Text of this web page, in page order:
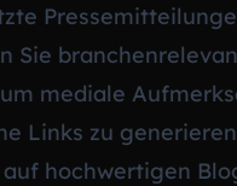
Sie
mediale
Links zu
hochwertigen